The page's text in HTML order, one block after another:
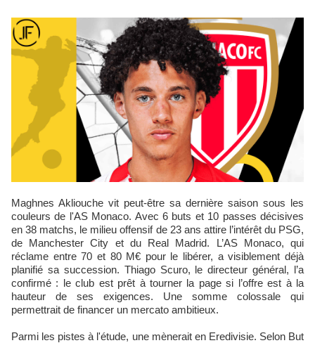
Maghnes Akliouche vit peut-être sa dernière saison sous les
couleurs de l'AS Monaco. Avec 6 buts et 10 passes décisives
en 38 matchs, le milieu offensif de 23 ans attire l’intérêt du PSG,
de Manchester City et du Real Madrid. L’AS Monaco, qui
réclame entre 70 et 80 M€ pour le libérer, a visiblement déjà
planifié sa succession. Thiago Scuro, le directeur général, l’a
confirmé : le club est prêt à tourner la page si l’offre est à la
hauteur de ses exigences. Une somme colossale qui
permettrait de financer un mercato ambitieux.
Parmi les pistes à l'étude, une mènerait en Eredivisie. Selon But